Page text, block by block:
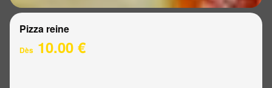
Pizza reine
Dès 10.00 €